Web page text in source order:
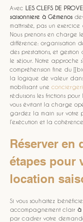
Avec LES CLEFS DE
saisonniere à Gémenos
maîtrisée, pas un exercice
Nous prenons en charge
différence: organisation
des prestations, et
le séjour. Notre approche
compréhension fine du
la logique de valeur dans
mobilisant une
réduisons les frictions
vous évitant la charge
gardez la main sur votre
l’exécution et la cohérence.
Réserver en
étapes pour
location
Si vous souhaitez
accompagnement clair à
par cadrer votre